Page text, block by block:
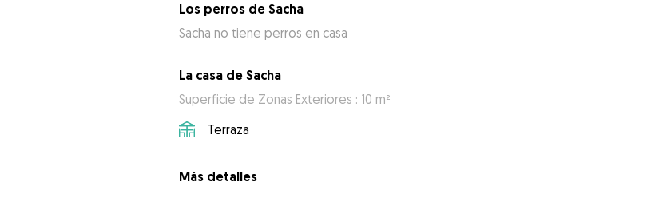
Los perros de Sacha
Sacha no tiene perros en casa
La casa de Sacha
Superficie de Zonas Exteriores : 10 m²
Terraza
Más detalles